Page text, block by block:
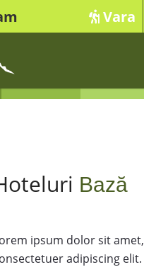
Vara
Bază
ipsum dolor sit amet,
adipiscing elit.